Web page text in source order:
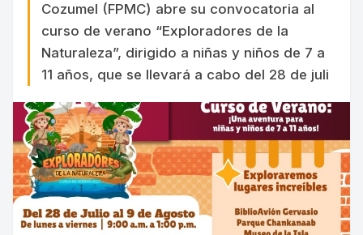
Cozumel (FPMC) abre su convocatoria al
curso de verano “Exploradores de la
Naturaleza”, dirigido a niñas y niños de 7 a
11 años, que se llevará a cabo del 28 de juli